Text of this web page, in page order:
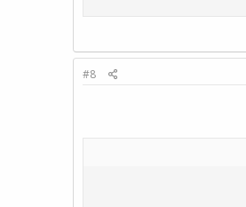
#8